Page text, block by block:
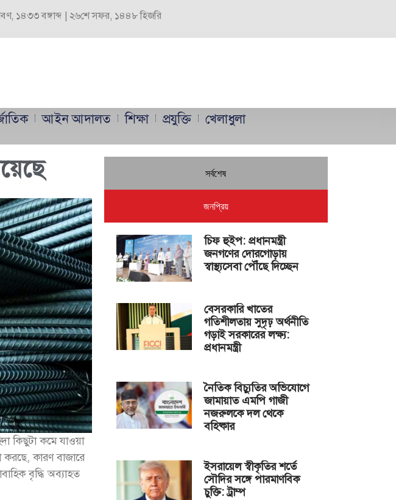
১৪৩৩ বঙ্গাব্দ | ২৬শে সফর, ১৪৪৮ হিজরি
আইন আদালত শিক্ষা প্রযুক্তি খেলাধুলা
কিছুটা কমে যাওয়া
কারণ বাজারে
বৃদ্ধি অব্যাহত
সর্বশেষ
জনপ্রিয়
চিফ হুইপ: প্রধানমন্ত্রী
জনগণের দোরগোড়ায়
স্বাস্থ্যসেবা পৌঁছে দিচ্ছেন
বেসরকারি খাতের
গতিশীলতায় সুদৃঢ় অর্থনীতি
গড়াই সরকারের লক্ষ্য:
প্রধানমন্ত্রী
নৈতিক বিচ্যুতির অভিযোগে
জামায়াত এমপি গাজী
নজরুলকে দল থেকে
বহিষ্কার
ইসরায়েল স্বীকৃতির শর্তে
সৌদির সঙ্গে পারমাণবিক
চুক্তি: ট্রাম্প